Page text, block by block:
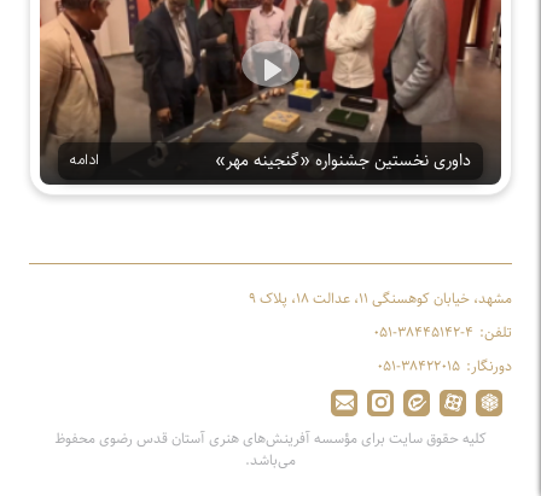
Play
داوری نخستین جشنواره «گنجینه مهر» ادامه
مشهد، خیابان کوهسنگی ۱۱، عدالت ۱۸، پلاک ۹
تلفن: ۰۵۱-۳۸۴۴۵۱۴۲-۴
دورنگار: ۰۵۱-۳۸۴۲۲۰۱۵
کلیه حقوق سایت برای مؤسسه آفرینش‌های هنری آستان قدس رضوی محفوظ
می‌باشد.